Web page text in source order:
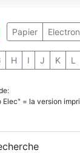
Papier
H I J K L
Elec" = la version